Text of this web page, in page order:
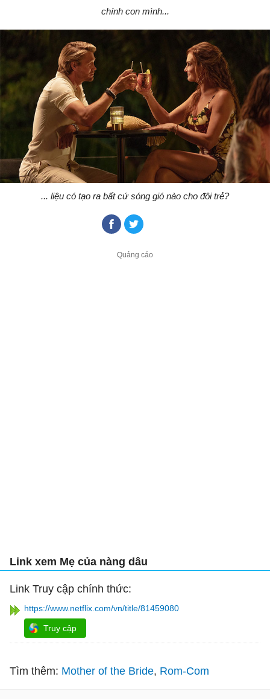
chính con mình...
... liệu có tạo ra bất cứ sóng gió nào cho đôi trẻ?
Link xem Mẹ của nàng dâu
Link Truy cập chính thức:
https://www.netflix.com/vn/title/81459080
Truy cập
Tìm thêm: Mother of the Bride Rom-Com